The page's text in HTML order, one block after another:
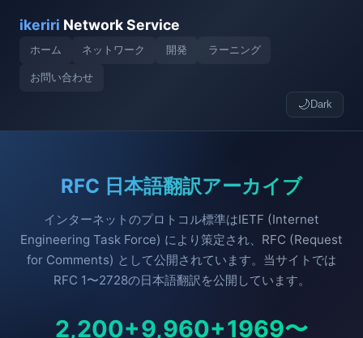
ikeriri Network Service
ホーム ネットワーク 開発 ラーニング
お問い合わせ
🌙 Dark
RFC 日本語翻訳アーカイブ
インターネットのプロトコル標準はIETF (Internet
Engineering Task Force) により策定され、RFC (Request
for Comments) として公開されています。当サイトでは
RFC 1〜2728の日本語翻訳を公開しています。
2,200+9,960+1969〜